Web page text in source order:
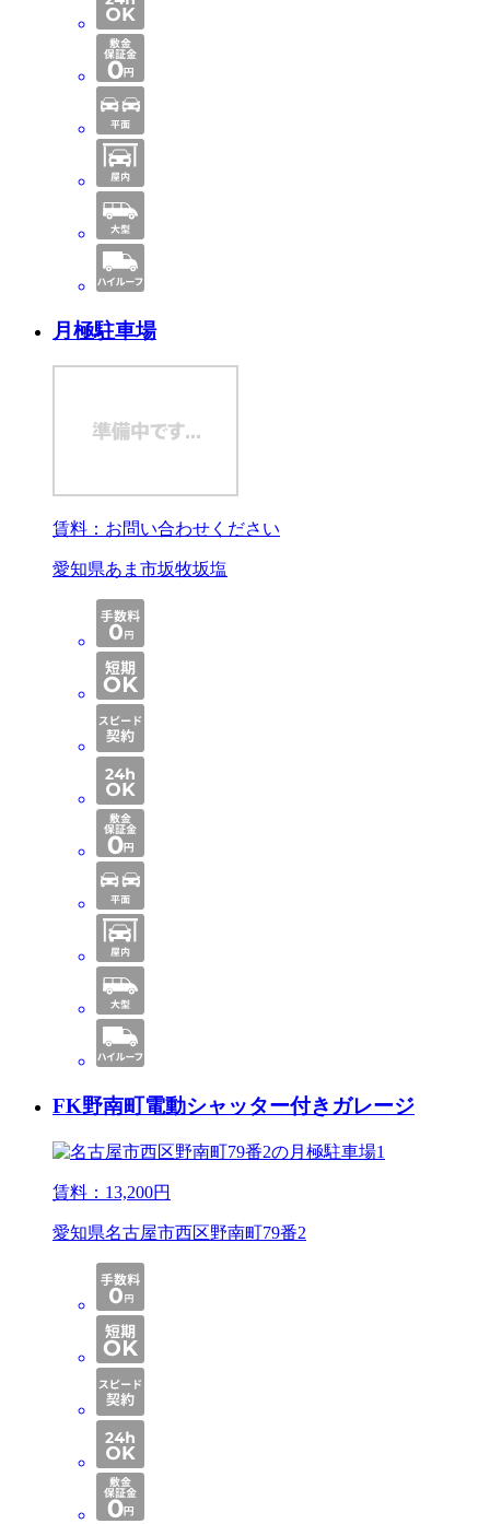
月極駐車場
賃料： お問い合わせください
愛知県あま市坂牧坂塩
FK野南町電動シャッター付きガレージ
賃料： 13,200円
愛知県名古屋市西区野南町79番2